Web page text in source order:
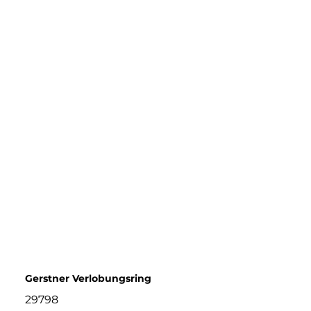
Gerstner Verlobungsring
29798